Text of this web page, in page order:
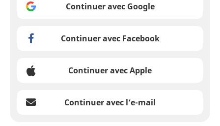
Continuer avec Google
Continuer avec Facebook
Continuer avec Apple
Continuer avec l’e-mail